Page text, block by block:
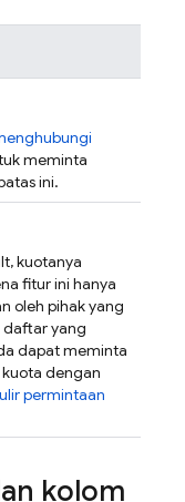
meminta
ini.
kuotanya
fitur ini hanya
oleh pihak yang
yang
dapat meminta
dengan
permintaan
kolom